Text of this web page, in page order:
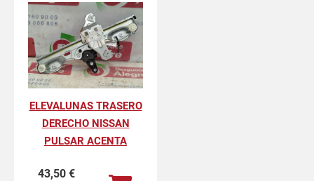
ELEVALUNAS TRASERO
DERECHO NISSAN
PULSAR ACENTA
43,50 €